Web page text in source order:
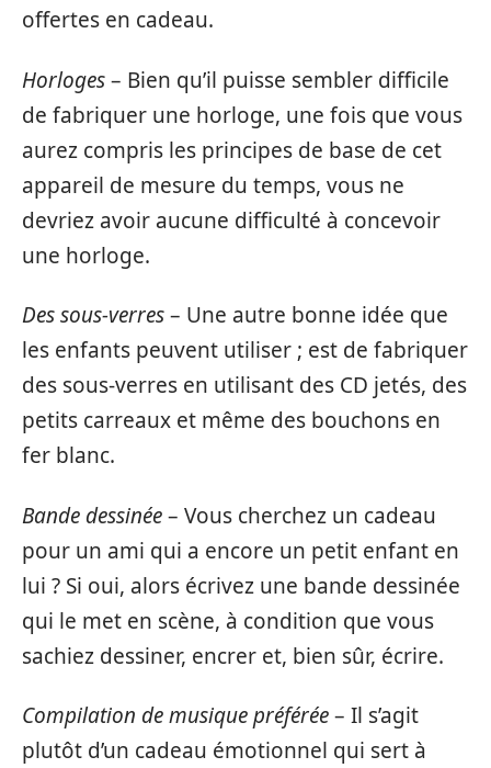
offertes en cadeau.
Horloges– Bien qu’il puisse sembler difficile
de fabriquer une horloge, une fois que vous
aurez compris les principes de base de cet
appareil de mesure du temps, vous ne
devriez avoir aucune difficulté à concevoir
une horloge.
Des sous-verres– Une autre bonne idée que
les enfants peuvent utiliser ; est de fabriquer
des sous-verres en utilisant des CD jetés, des
petits carreaux et même des bouchons en
fer blanc.
Bande dessinée– Vous cherchez un cadeau
pour un ami qui a encore un petit enfant en
lui ? Si oui, alors écrivez une bande dessinée
qui le met en scène, à condition que vous
sachiez dessiner, encrer et, bien sûr, écrire.
Compilation de musique préférée– Il s’agit
plutôt d’un cadeau émotionnel qui sert à